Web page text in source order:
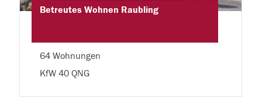
Betreutes Wohnen Raubling
64 Wohnungen
KfW 40 QNG